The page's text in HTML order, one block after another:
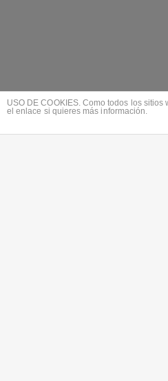
USO DE COOKIES. Como todos los
el enlace si quieres más información.